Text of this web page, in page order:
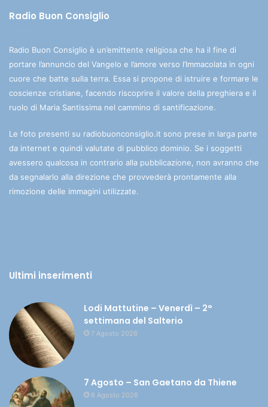
Radio Buon Consiglio
Radio Buon Consiglio è un’emittente religiosa che ha il fine di
portare l’annuncio del Vangelo e l’amore verso l’Immacolata in ogni
cuore che batte sulla terra. Essa si propone di istruire e formare le
coscienze cristiane, facendo riscoprire il valore della preghiera e il
ruolo di Maria Santissima nel cammino di santificazione.
Le foto presenti su radiobuonconsiglio.it sono prese in larga parte
da internet e quindi valutate di pubblico dominio. Se i soggetti
avessero qualcosa in contrario alla pubblicazione, non avranno che
da segnalarlo alla direzione che provvederà prontamente alla
rimozione delle immagini utilizzate.
Ultimi inserimenti
Lodi Mattutine – Venerdì – 2°
settimana del Salterio
7 Agosto 2026
7 Agosto – San Gaetano da Thiene
6 Agosto 2026